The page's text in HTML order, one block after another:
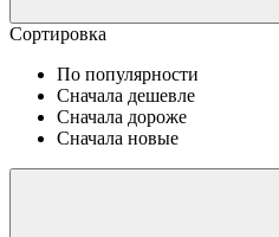
Сортировка
По популярности
Сначала дешевле
Сначала дороже
Сначала новые